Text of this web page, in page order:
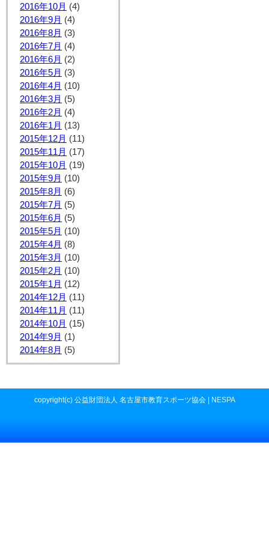
2016年10月 (4)
2016年9月 (4)
2016年8月 (3)
2016年7月 (4)
2016年6月 (2)
2016年5月 (3)
2016年4月 (10)
2016年3月 (5)
2016年2月 (4)
2016年1月 (13)
2015年12月 (11)
2015年11月 (17)
2015年10月 (19)
2015年9月 (10)
2015年8月 (6)
2015年7月 (5)
2015年6月 (5)
2015年5月 (10)
2015年4月 (8)
2015年3月 (10)
2015年2月 (10)
2015年1月 (12)
2014年12月 (11)
2014年11月 (11)
2014年10月 (15)
2014年9月 (1)
2014年8月 (5)
copyright(c) 公益財団法人 名古屋市教育スポーツ協会 | NESPA